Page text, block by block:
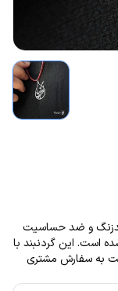
از جنس استیل ضدزنگ و ضد حساسیت
است. این گردنبند با
تا 4 سانتیمتر نسبت به سفارش مشتری